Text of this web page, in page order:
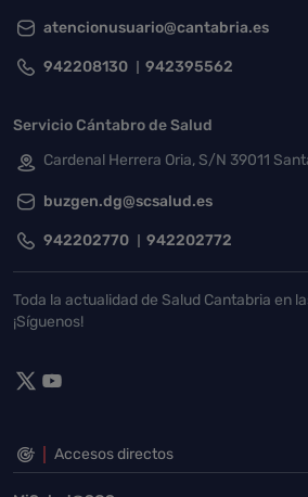
atencionusuario@cantabria.es
942208130 942395562
Servicio Cántabro de Salud
Cardenal Herrera Oria, S/N 39011
buzgen.dg@scsalud.es
942202770 942202772
Toda la actualidad de Salud Cantabria en
¡Síguenos!
Accesos directos